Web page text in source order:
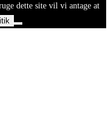
dette site vil vi antage at